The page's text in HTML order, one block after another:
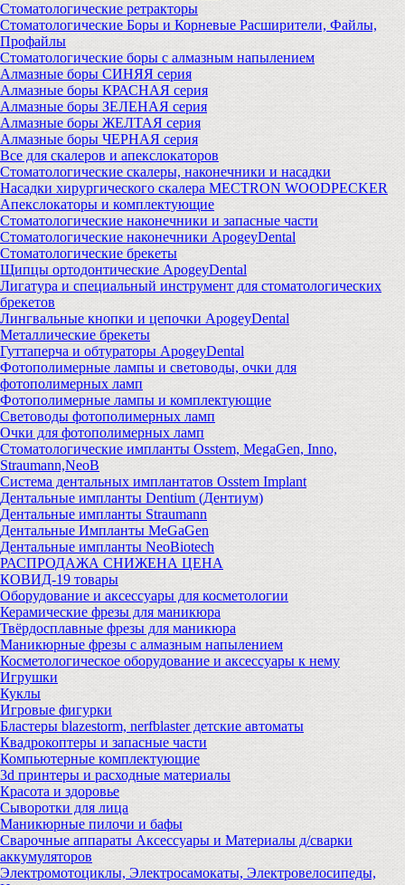
Стоматологические ретракторы
Стоматологические Боры и Корневые Расширители, Файлы,
Профайлы
Стоматологические боры с алмазным напылением
Алмазные боры СИНЯЯ серия
Алмазные боры КРАСНАЯ серия
Алмазные боры ЗЕЛЕНАЯ серия
Алмазные боры ЖЕЛТАЯ серия
Алмазные боры ЧЕРНАЯ серия
Все для скалеров и апекслокаторов
Стоматологические скалеры, наконечники и насадки
Насадки хирургического скалера MECTRON WOODPECKER
Апекслокаторы и комплектующие
Стоматологические наконечники и запасные части
Стоматологические наконечники ApogeyDental
Стоматологические брекеты
Щипцы ортодонтические ApogeyDental
Лигатура и специальный инструмент для стоматологических
брекетов
Лингвальные кнопки и цепочки ApogeyDental
Металлические брекеты
Гуттаперча и обтураторы ApogeyDental
Фотополимерные лампы и световоды, очки для
фотополимерных ламп
Фотополимерные лампы и комплектующие
Световоды фотополимерных ламп
Очки для фотополимерных ламп
Стоматологические импланты Osstem, MegaGen, Inno,
Straumann,NeoB
Система дентальных имплантатов Osstem Implant
Дентальные импланты Dentium (Дентиум)
Дентальные импланты Straumann
Дентальные Импланты MeGaGen
Дентальные импланты NeoBiotech
РАСПРОДАЖА СНИЖЕНА ЦЕНА
КОВИД-19 товары
Оборудование и аксессуары для косметологии
Керамические фрезы для маникюра
Твёрдосплавные фрезы для маникюра
Маникюрные фрезы с алмазным напылением
Косметологическое оборудование и аксессуары к нему
Игрушки
Куклы
Игровые фигурки
Бластеры blazestorm, nerfblaster детские автоматы
Квадрокоптеры и запасные части
Компьютерные комплектующие
3d принтеры и расходные материалы
Красота и здоровье
Сыворотки для лица
Маникюрные пилочи и бафы
Сварочные аппараты Аксессуары и Материалы д/сварки
аккумуляторов
Электромотоциклы, Электросамокаты, Электровелосипеды,